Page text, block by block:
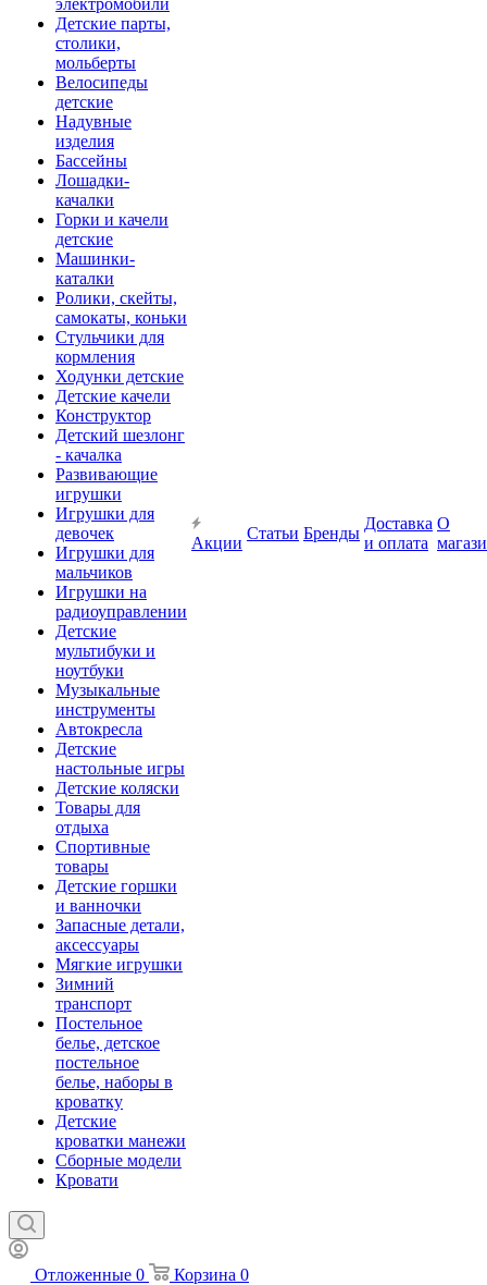
электромобили
Детские парты,
столики,
мольберты
Велосипеды
детские
Надувные
изделия
Бассейны
Лошадки-
качалки
Горки и качели
детские
Машинки-
каталки
Ролики, скейты,
самокаты, коньки
Стульчики для
кормления
Ходунки детские
Детские качели
Конструктор
Детский шезлонг
- качалка
Развивающие
игрушки
Игрушки для
девочек
Игрушки для
мальчиков
Игрушки на
радиоуправлении
Детские
мультибуки и
ноутбуки
Музыкальные
инструменты
Автокресла
Детские
настольные игры
Детские коляски
Товары для
отдыха
Спортивные
товары
Детские горшки
и ванночки
Запасные детали,
аксессуары
Мягкие игрушки
Зимний
транспорт
Постельное
белье, детское
постельное
белье, наборы в
кроватку
Детские
кроватки манежи
Сборные модели
Кровати
Акции
Статьи Бренды
Доставка
и оплата
О
Отложенные 0 Корзина 0